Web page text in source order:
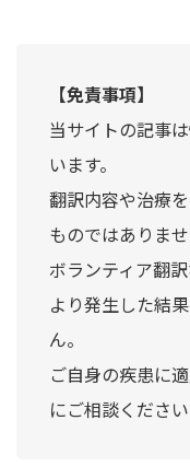
【免責事項】
当サイトの記事
います。
翻訳内容や治療
ものではありませ
ボランティア翻
より発生した結
ん。
ご自身の疾患に
にご相談ください